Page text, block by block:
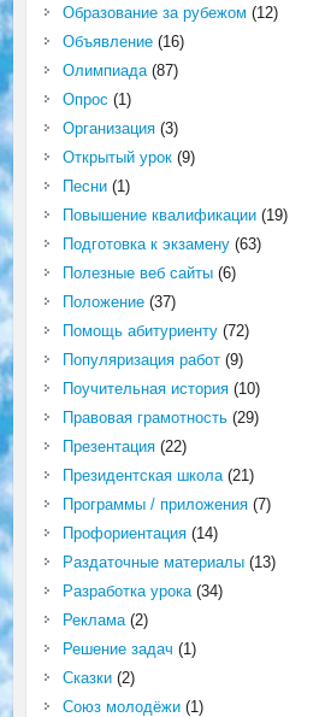
Образование за рубежом (12)
Объявление(16)
Олимпиада(87)
Опрос (1)
Организация(3)
Открытый урок(9)
Песни(1)
Повышение квалификации(19)
Подготовка к экзамену(63)
Полезные веб сайты(6)
Положение(37)
Помощь абитуриенту(72)
Популяризация работ(9)
Поучительная история(10)
Правовая грамотность(29)
Презентация(22)
Президентская школа(21)
Программы / приложения(7)
Профориентация(14)
Раздаточные материалы(13)
Разработка урока(34)
Реклама(2)
Решение задач (1)
Сказки(2)
Союз молодёжи(1)